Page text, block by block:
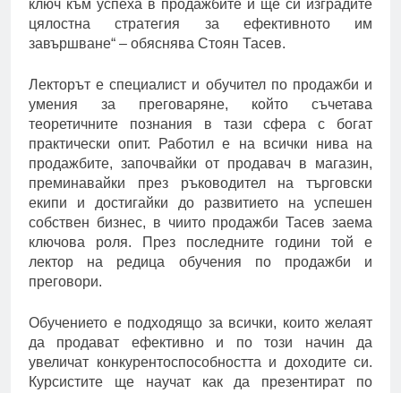
ключ към успеха в продажбите и ще си изградите
цялостна стратегия за ефективното им
завършване“ – обяснява Стоян Тасев.
Лекторът е специалист и обучител по продажби и
умения за преговаряне, който съчетава
теоретичните познания в тази сфера с богат
практически опит. Работил е на всички нива на
продажбите, започвайки от продавач в магазин,
преминавайки през ръководител на търговски
екипи и достигайки до развитието на успешен
собствен бизнес, в чиито продажби Тасев заема
ключова роля. През последните години той е
лектор на редица обучения по продажби и
преговори.
Обучението е подходящо за всички, които желаят
да продават ефективно и по този начин да
увеличат конкурентоспособността и доходите си.
Курсистите ще научат как да презентират по